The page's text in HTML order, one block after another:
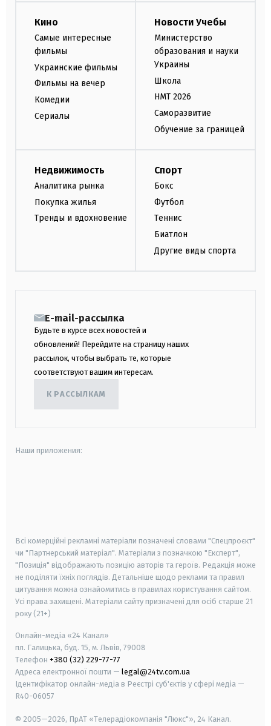
Кино
Самые интересные
фильмы
Украинские фильмы
Фильмы на вечер
Комедии
Сериалы
Новости Учебы
Министерство
образования и науки
Украины
Школа
НМТ 2026
Саморазвитие
Обучение за границей
Недвижимость
Аналитика рынка
Покупка жилья
Тренды и вдохновение
Спорт
Бокс
Футбол
Теннис
Биатлон
Другие виды спорта
E-mail-рассылка
Будьте в курсе всех новостей и
обновлений! Перейдите на страницу наших
рассылок, чтобы выбрать те, которые
соответствуют вашим интересам.
К РАССЫЛКАМ
Наши приложения:
Всі комерційні рекламні матеріали позначені словами "Спецпроєкт"
чи "Партнерський матеріал". Матеріали з позначкою "Експерт",
"Позиція" відображають позицію авторів та героїв. Редакція може
не поділяти їхніх поглядів. Детальніше щодо реклами та правил
цитування можна ознайомитись в правилах користування сайтом.
Усі права захищені. Матеріали сайту призначені для осіб старше 21
року (21+)
Онлайн-медіа «24 Канал»
пл. Галицька, буд. 15, м. Львів, 79008
Телефон +380 (32) 229-77-77
Адреса електронної пошти — legal@24tv.com.ua
Ідентифікатор онлайн-медіа в Реєстрі суб'єктів у сфері медіа —
R40-06057
© 2005—2026, ПрАТ «Телерадіокомпанія "Люкс"», 24 Канал.